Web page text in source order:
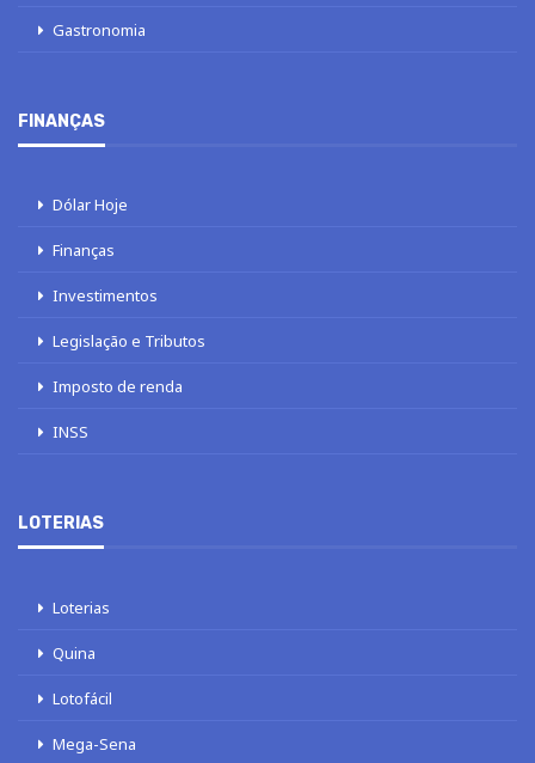
Gastronomia
FINANÇAS
Dólar Hoje
Finanças
Investimentos
Legislação e Tributos
Imposto de renda
INSS
LOTERIAS
Loterias
Quina
Lotofácil
Mega-Sena